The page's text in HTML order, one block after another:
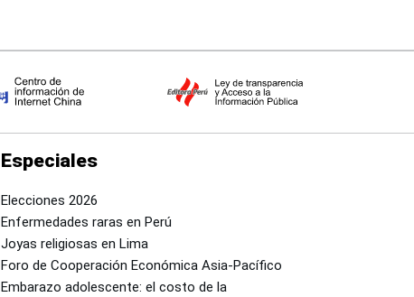
Especiales
Elecciones 2026
Enfermedades raras en Perú
Joyas religiosas en Lima
Foro de Cooperación Económica Asia-Pacífico
Embarazo adolescente: el costo de la